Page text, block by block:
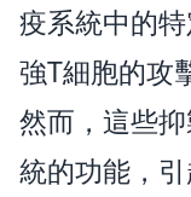
疫系統中的
強T細胞的攻
然而，這些
統的功能，